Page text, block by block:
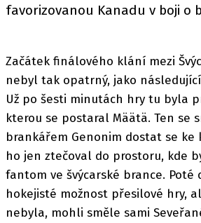
favorizovanou Kanadu v boji o
Začátek finálového klání mezi
nebyl tak opatrný, jako
Už po šesti minutách hry tu byla
kterou se postaral Määtä. Ten se
brankářem Genonim dostat se ke
ho jen ztečoval do prostoru, kde
fantom ve švýcarské brance. Poté
hokejisté možnost přesilové hry,
nebyla, mohli směle sami